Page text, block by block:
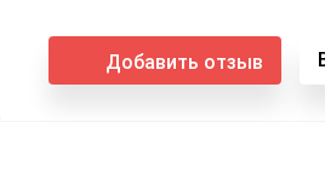
Добавить отзыв